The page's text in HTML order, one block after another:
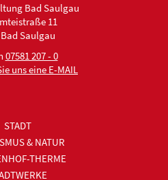
Bad Saulgau
11
Saulgau
07581 207 - 0
uns eine E-MAIL
STADT
& NATUR
THERME